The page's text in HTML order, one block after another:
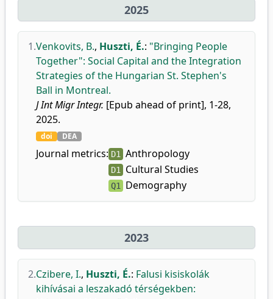
2025
1.Venkovits, B., Huszti, É.: "Bringing People
Together": Social Capital and the Integration
Strategies of the Hungarian St. Stephen's
Ball in Montreal.
J Int Migr Integr. [Epub ahead of print], 1-28,
2025.
doi DEA
Journal metrics: D1 Anthropology
D1 Cultural Studies
Q1 Demography
2023
2.Czibere, I., Huszti, É.: Falusi kisiskolák
kihívásai a leszakadó térségekben: